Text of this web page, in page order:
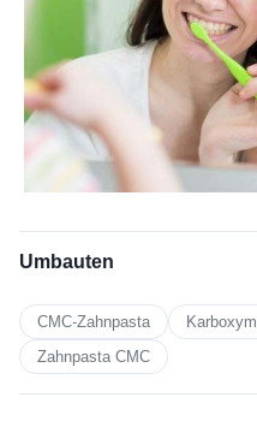
Umbauten
CMC-Zahnpasta
Zahnpasta CMC